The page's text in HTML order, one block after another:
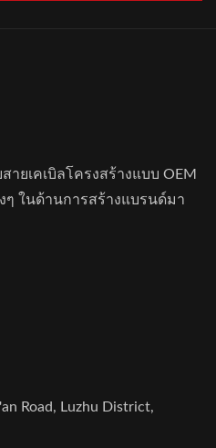
ายเคเบิลโครงสร้างแบบ OEM
ในด้านการสร้างแบรนด์มา
Road, Luzhu District,